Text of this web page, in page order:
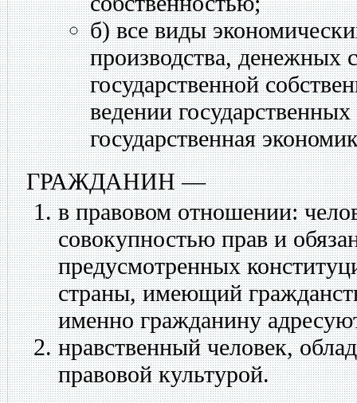
б) все виды
производства, денежных
государственной
ведении
государственная
ГРАЖДАНИН—
в правовом отношении:
совокупностью прав и
предусмотренных
страны, имеющий
именно гражданину
нравственный человек,
правовой культурой.